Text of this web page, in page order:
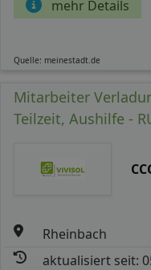
mehr Details
Quelle: meinestadt.de
Mitarbeiter
Teilzeit, Aushilfe -
Rheinbach
aktualisiert seit: